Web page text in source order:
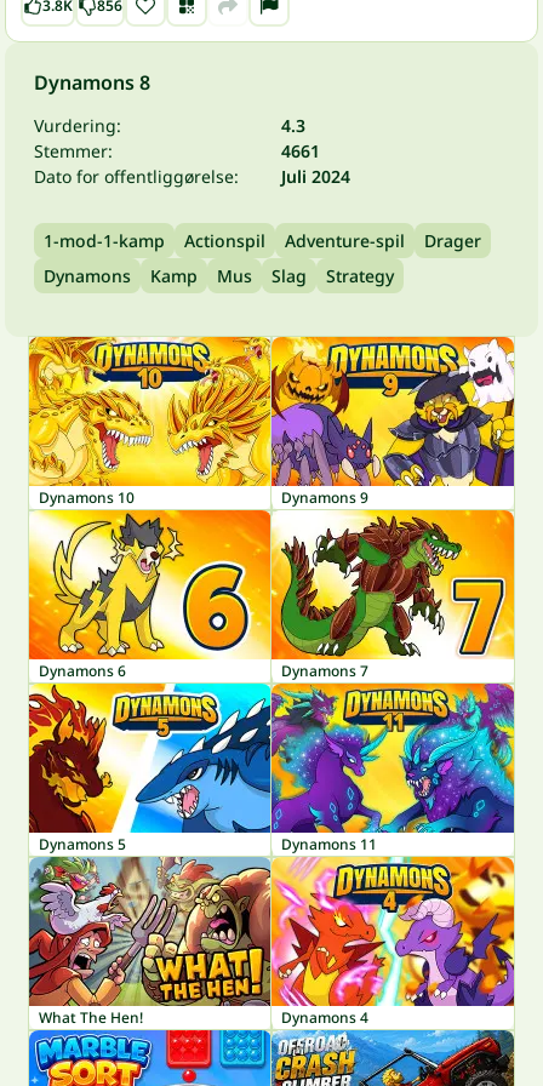
3.8K 856
Dynamons 8
Vurdering:
4.3
Stemmer:
4661
Dato for offentliggørelse:
Juli 2024
1-mod-1-kamp Actionspil Adventure-spil
Drager
Dynamons
Kamp Mus Slag Strategy
Dynamons 10 Dynamons 9
Dynamons 6 Dynamons 7
Dynamons 5 Dynamons 11
What The Hen! Dynamons 4